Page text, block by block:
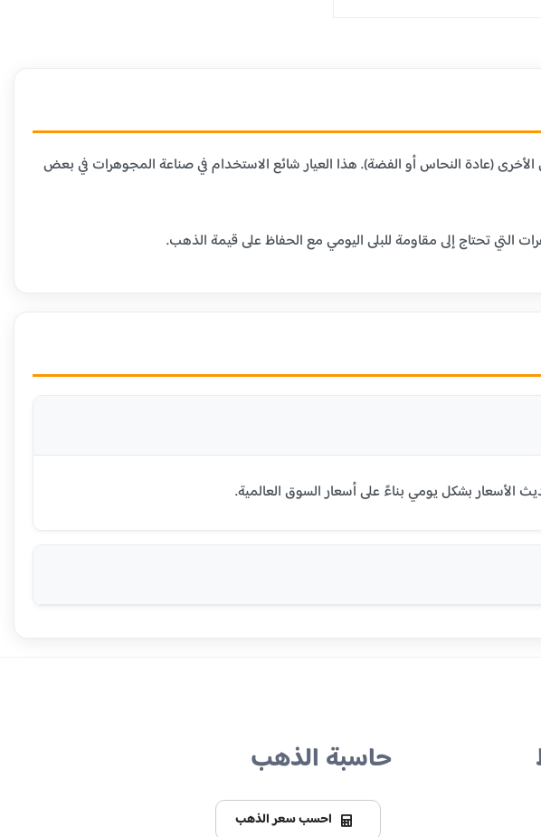
91.7% من الذهب الخالص و8.3% من المعادن الأخرى (عادة النحاس أو الفضة). هذا العيار شائع الاستخدام في صناعة المجوهرات في بعض
حاسبة الذهب
احسب سعر الذهب